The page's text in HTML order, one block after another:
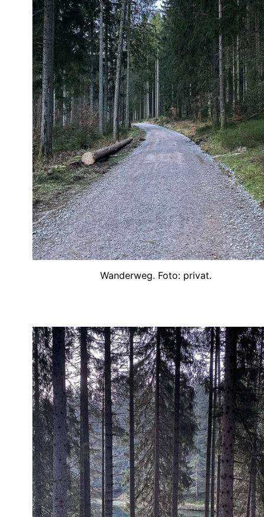
Wanderweg. Foto: privat.